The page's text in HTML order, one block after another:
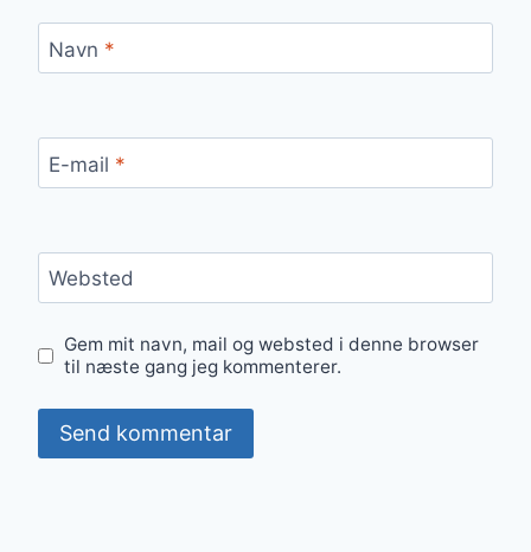
Navn *
E-mail *
Websted
Gem mit navn, mail og websted i denne browser
til næste gang jeg kommenterer.